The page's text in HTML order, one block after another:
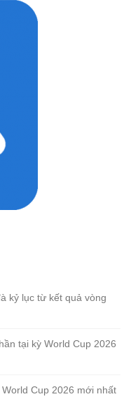
kỷ lục từ kết quả vòng
tại kỳ World Cup 2026
Cup 2026 mới nhất